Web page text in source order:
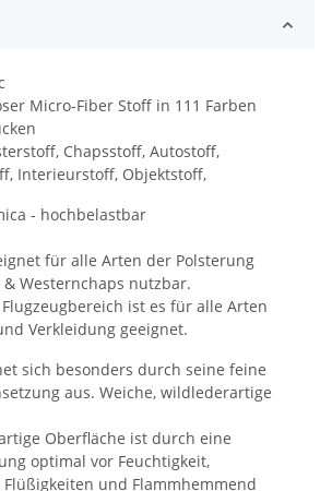
Micro-Fiber Stoff in 111 Farben
Chapsstoff, Autostoff,
Interieurstoff, Objektstoff,
- hochbelastbar
für alle Arten der Polsterung
Westernchaps nutzbar.
Flugzeugbereich ist es für alle Arten
Verkleidung geeignet.
sich besonders durch seine feine
aus. Weiche, wildlederartige
Oberfläche ist durch eine
optimal vor Feuchtigkeit,
und Flammhemmend